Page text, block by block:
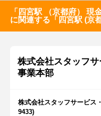
「四宮駅 （京都府） 現
に関連する「四宮駅 (京
株式会社スタッフ
事業本部
株式会社スタッフサービス
9433)